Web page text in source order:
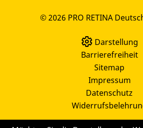
© 2026 PRO RETINA
Darstellung
Barrierefreiheit
Sitemap
Impressum
Datenschutz